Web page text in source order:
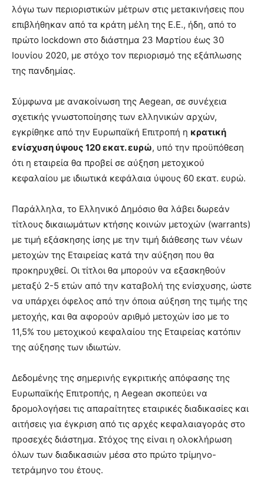
λόγω των περιοριστικών μέτρων στις μετακινήσεις που
επιβλήθηκαν από τα κράτη μέλη της Ε.Ε., ήδη, από το
πρώτο lockdown στο διάστημα 23 Μαρτίου έως 30
Ιουνίου 2020, με στόχο τον περιορισμό της εξάπλωσης
της πανδημίας.
Σύμφωνα με ανακοίνωση της Aegean, σε συνέχεια
σχετικής γνωστοποίησης των ελληνικών αρχών,
εγκρίθηκε από την Ευρωπαϊκή Επιτροπή η κρατική
ενίσχυση ύψους 120 εκατ. ευρώ, υπό την προϋπόθεση
ότι η εταιρεία θα προβεί σε αύξηση μετοχικού
κεφαλαίου με ιδιωτικά κεφάλαια ύψους 60 εκατ. ευρώ.
Παράλληλα, το Ελληνικό Δημόσιο θα λάβει δωρεάν
τίτλους δικαιωμάτων κτήσης κοινών μετοχών (warrants)
με τιμή εξάσκησης ίσης με την τιμή διάθεσης των νέων
μετοχών της Εταιρείας κατά την αύξηση που θα
προκηρυχθεί. Οι τίτλοι θα μπορούν να εξασκηθούν
μεταξύ 2-5 ετών από την καταβολή της ενίσχυσης, ώστε
να υπάρχει όφελος από την όποια αύξηση της τιμής της
μετοχής, και θα αφορούν αριθμό μετοχών ίσο με το
11,5% του μετοχικού κεφαλαίου της Εταιρείας κατόπιν
της αύξησης των ιδιωτών.
Δεδομένης της σημερινής εγκριτικής απόφασης της
Ευρωπαϊκής Επιτροπής, η Aegean σκοπεύει να
δρομολογήσει τις απαραίτητες εταιρικές διαδικασίες και
αιτήσεις για έγκριση από τις αρχές κεφαλαιαγοράς στο
προσεχές διάστημα. Στόχος της είναι η ολοκλήρωση
όλων των διαδικασιών μέσα στο πρώτο τρίμηνο-
τετράμηνο του έτους.